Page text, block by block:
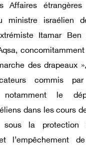
Affaires
ministre israélien
Itamar
des drapeaux
commis
notamment le
dans les cours
sous la
l’empêchement